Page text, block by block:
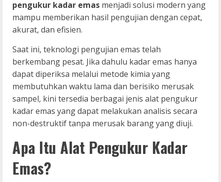
pengukur kadar emas menjadi solusi modern yang
mampu memberikan hasil pengujian dengan cepat,
akurat, dan efisien.
Saat ini, teknologi pengujian emas telah
berkembang pesat. Jika dahulu kadar emas hanya
dapat diperiksa melalui metode kimia yang
membutuhkan waktu lama dan berisiko merusak
sampel, kini tersedia berbagai jenis alat pengukur
kadar emas yang dapat melakukan analisis secara
non-destruktif tanpa merusak barang yang diuji.
Apa Itu Alat Pengukur Kadar
Emas?